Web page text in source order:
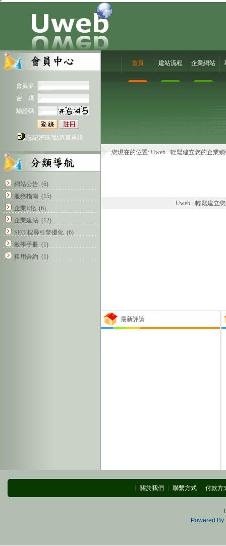
會員名:
密 碼:
驗證碼:
忘記密碼?點這裏重設
網站公告 (6)
服務指南 (15)
企業E化 (6)
企業建站 (12)
SEO 搜尋引擎優化 (6)
教學手冊 (1)
租用合約 (1)
首頁 建站流程 企業網站
您現在的位置: Uweb - 輕鬆建立您的企業
Uweb - 輕鬆建立
最新評論
關於我們 聯繫方式 付款方
Powered By